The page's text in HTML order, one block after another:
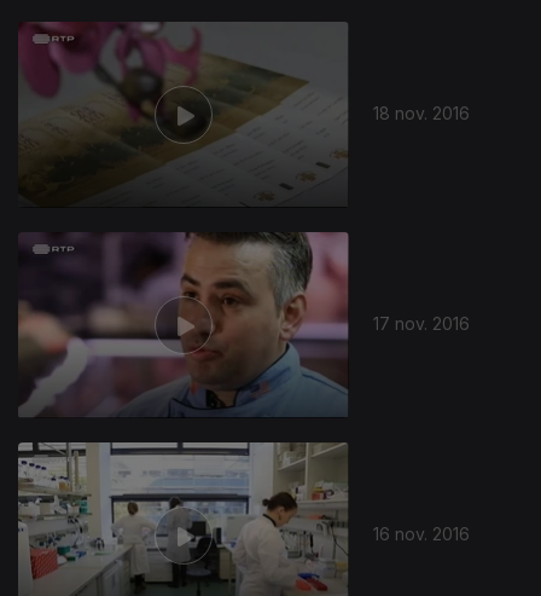
18 nov. 2016
17 nov. 2016
16 nov. 2016